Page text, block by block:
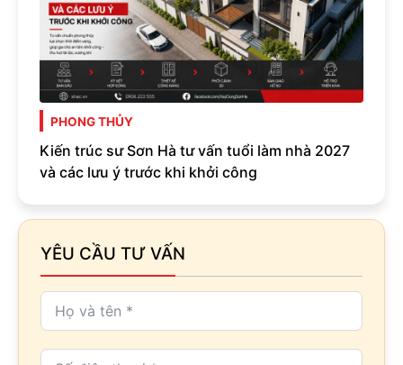
PHONG THỦY
Kiến trúc sư Sơn Hà tư vấn tuổi làm nhà 2027
và các lưu ý trước khi khởi công
YÊU CẦU TƯ VẤN